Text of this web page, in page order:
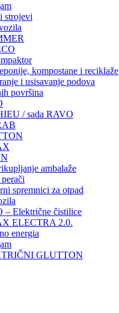
strojevi
kompostane i reciklaže
i usisavanje podova
površina
/ sada RAVO
ambalaže
spremnici za otpad
– Električne čistilice
ELECTRA 2.0.
energia
GLUTTON